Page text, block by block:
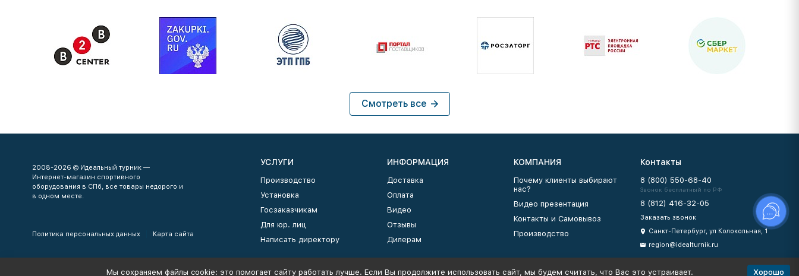
Смотреть все
2008-2026 © Идеальный турник —
Интернет-магазин спортивного
оборудования в СПб, все товары недорого и
в одном месте.
Политика персональных данных Карта сайта
УСЛУГИ
Производство
Установка
Госзаказчикам
Для юр. лиц
Написать директору
ИНФОРМАЦИЯ
Доставка
Оплата
Видео
Отзывы
Дилерам
КОМПАНИЯ
Почему клиенты выбирают
нас?
Видео презентация
Контакты и Самовывоз
Производство
Контакты
8 (800) 550-68-40
Звонок бесплатный по РФ
8 (812) 416-32-05
Заказать звонок
Санкт-Петербург, ул Колокольная, 1
region@idealturnik.ru
Мы сохраняем файлы cookie: это помогает сайту работать лучше. Если Вы продолжите использовать сайт, мы будем считать, что Вас это устраивает. Хорошо